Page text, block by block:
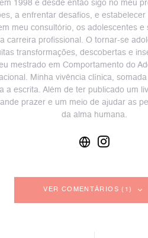
1998 e desde então sigo no meu
a enfrentar desafios, e
meu consultório, os adolescentes
carreira profissional. O tornar-se
transformações, descobertas e
mestrado em Comportamento do
Minha vivência clínica,
a escrita. Além de ter publicado um
prazer e um meio de ajudar as
da alma humana.
VER COMENTÁRIOS (1)